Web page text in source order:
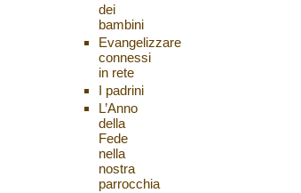
dei
bambini
Evangelizzare
connessi
in rete
I padrini
L’Anno
della
Fede
nella
nostra
parrocchia